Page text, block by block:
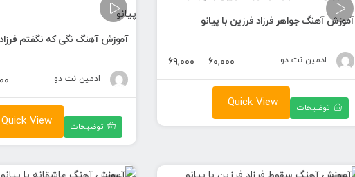
آموزش آهنگ جواهر فرزاد فرزین با پیانو
ادمین نت دو ۶۰,۰۰۰ – ۶۹,۰۰۰
قیمت:
۶۹,۰۰۰ تومان
توضیحات Quick View
آموزش آهنگ نگی که نگفتم فرزاد
ادمین نت دو
توضیحات Quick View